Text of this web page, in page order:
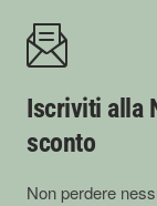
Iscriviti alla
sconto
Non perdere